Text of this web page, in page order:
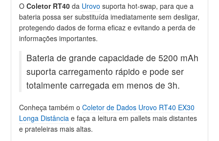
OColetor RT40 da Urovo suporta hot-swap, para que a
bateria possa ser substituída imediatamente sem desligar,
protegendo dados de forma eficaz e evitando a perda de
informações importantes.
Bateria de grande capacidade de 5200 mAh
suporta carregamento rápido e pode ser
totalmente carregada em menos de 3h.
Conheça também oColetor de Dados Urovo RT40 EX30
Longa Distância e faça a leitura em pallets mais distantes
e prateleiras mais altas.